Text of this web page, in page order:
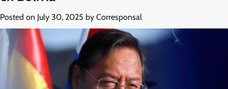
Posted on July 30, 2025 by Corresponsal